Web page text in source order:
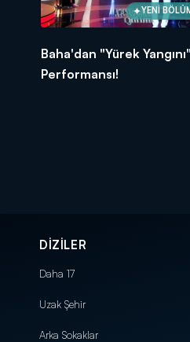
YENİ
Baha'dan "Yürek Yangını"
Performansı!
DİZİLER
Daha 17
Uzak Şehir
Arka Sokaklar